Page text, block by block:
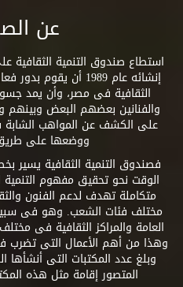
عن
استطاع صندوق التنمية
إنشائه عام 1989 أن
الثقافية فى مصر، وأن يمد
والفنانين بعضهم البعض وبينهم
على الكشف عن المواهب
ووضعها على طريق
فصندوق التنمية الثقافية
الوقت نحو تحقيق مفهوم
متكاملة تهدف لدعم الفنون
مختلف فئات الشعب. وهو فى
العامة والمراكز الثقافية فى
وهذا من أهم الأعمال التى تضرب
وبلغ عدد المكتبات التى
المتصور إقامة مثل هذه المكتبات